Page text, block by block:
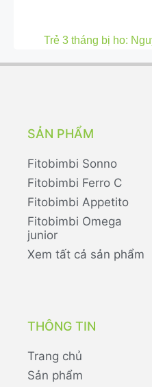
Trẻ 3 tháng bị ho:
SẢN PHẨM
Fitobimbi Sonno
Fitobimbi Ferro C
Fitobimbi Appetito
Fitobimbi Omega
junior
Xem tất cả sản phẩm
THÔNG TIN
Trang chủ
Sản phẩm